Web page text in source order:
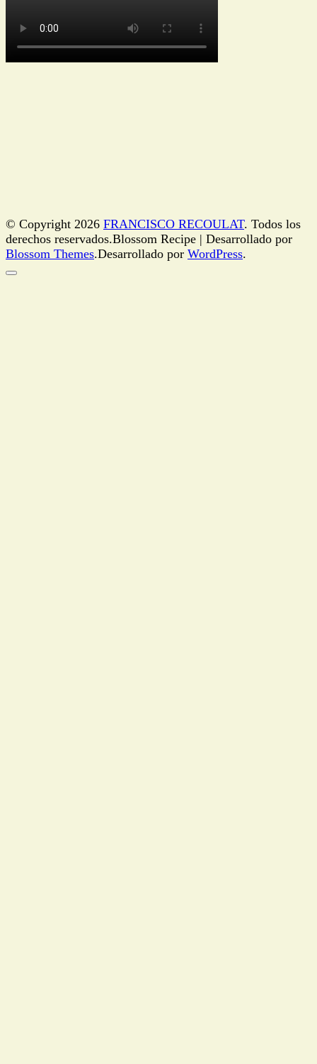
© Copyright 2026 FRANCISCO RECOULAT. Todos los
derechos reservados.Blossom Recipe | Desarrollado por
Blossom Themes.Desarrollado por WordPress.